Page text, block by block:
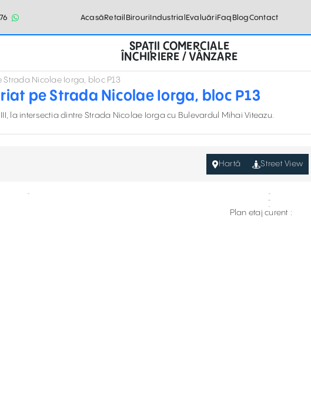
AcasăRetail BirouriIndustrialEvaluăriFaq BlogContact
SPAȚII COMERCIALE
ÎNCHIRIERE / VÂNZARE
Nicolae Iorga, bloc P13
pe Strada Nicolae Iorga, bloc P13
la intersectia dintre Strada Nicolae Iorga cu Bulevardul Mihai Viteazu.
Hartă Street View
Plan etaj curent :